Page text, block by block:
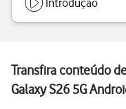
Introdução
Transfira conteúdo
Galaxy S26 5G